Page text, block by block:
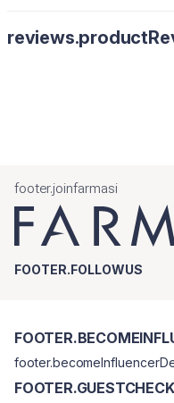
footer.joinfarmasi
FOOTER.FOLLOWUS